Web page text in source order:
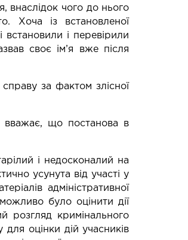
внаслідок чого до нього
Хоча із встановленої
встановили і перевірили
своє ім’я вже після
за фактом злісної
вважає, що постанова в
і недосконалий на
усунута від участі у
адміністративної
було оцінити дії
розгляд кримінального
оцінки дій учасників